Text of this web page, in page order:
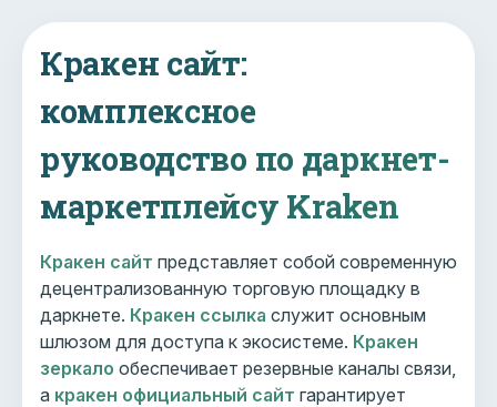
Кракен сайт:
комплексное
руководство по даркнет-
маркетплейсу Kraken
Кракен сайт представляет собой современную
децентрализованную торговую площадку в
даркнете. Кракен ссылка служит основным
шлюзом для доступа к экосистеме. Кракен
зеркало обеспечивает резервные каналы связи,
а кракен официальный сайт гарантирует